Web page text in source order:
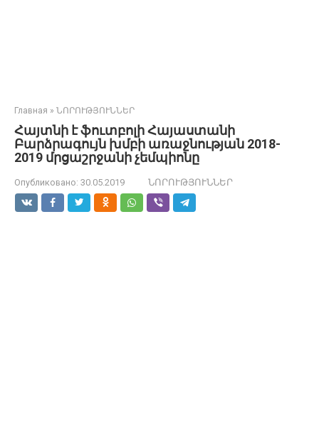
Главная » ՆՈՐՈՒԹՅՈՒՆՆԵՐ
Հայտնի է ֆուտբոլի Հայաստանի
Բարձրագույն խմբի առաջնության 2018-
2019 մրցաշրջանի չեմպիոնը
Опубликовано: 30.05.2019 ՆՈՐՈՒԹՅՈՒՆՆԵՐ